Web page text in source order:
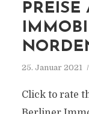
PREISE
25. Januar 2021
Click to rate